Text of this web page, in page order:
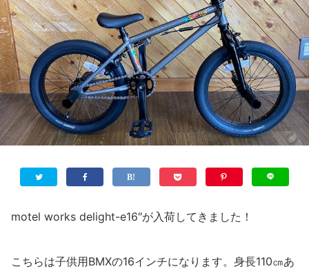
motel works delight-e16″が入荷してきました！
こちらは子供用BMXの16インチになります。身長110㎝あ